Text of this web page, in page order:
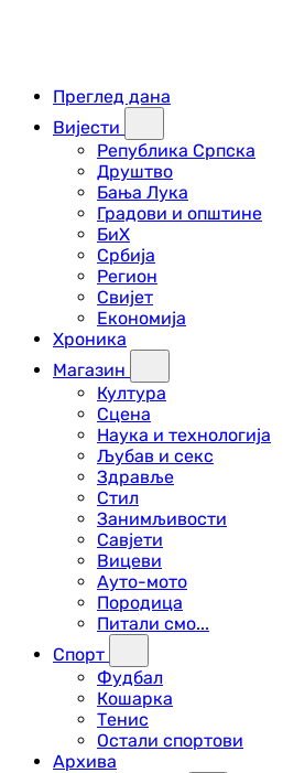
Преглед дана
Вијести
Република Српска
Друштво
Бања Лука
Градови и општине
БиХ
Србија
Регион
Свијет
Економија
Хроника
Магазин
Култура
Сцена
Наука и технологија
Љубав и секс
Здравље
Стил
Занимљивости
Савјети
Вицеви
Ауто-мото
Породица
Питали смо...
Спорт
Фудбал
Кошарка
Тенис
Остали спортови
Архива